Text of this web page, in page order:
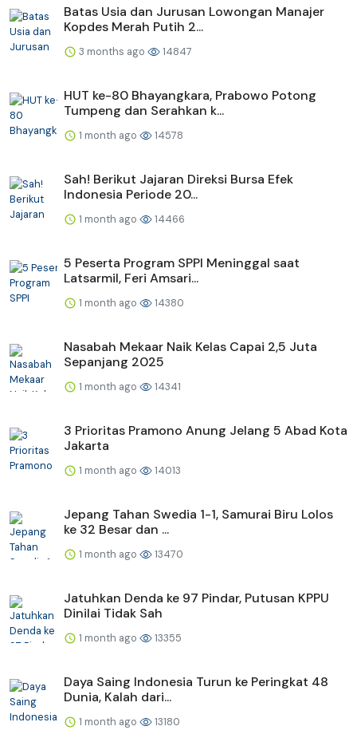
Batas Usia dan Jurusan Lowongan Manajer
Kopdes Merah Putih 2...
3 months ago 14847
HUT ke-80 Bhayangkara, Prabowo Potong
Tumpeng dan Serahkan k...
1 month ago 14578
Sah! Berikut Jajaran Direksi Bursa Efek
Indonesia Periode 20...
1 month ago 14466
5 Peserta Program SPPI Meninggal saat
Latsarmil, Feri Amsari...
1 month ago 14380
Nasabah Mekaar Naik Kelas Capai 2,5 Juta
Sepanjang 2025
1 month ago 14341
3 Prioritas Pramono Anung Jelang 5 Abad Kota
Jakarta
1 month ago 14013
Jepang Tahan Swedia 1-1, Samurai Biru Lolos
ke 32 Besar dan ...
1 month ago 13470
Jatuhkan Denda ke 97 Pindar, Putusan KPPU
Dinilai Tidak Sah
1 month ago 13355
Daya Saing Indonesia Turun ke Peringkat 48
Dunia, Kalah dari...
1 month ago 13180